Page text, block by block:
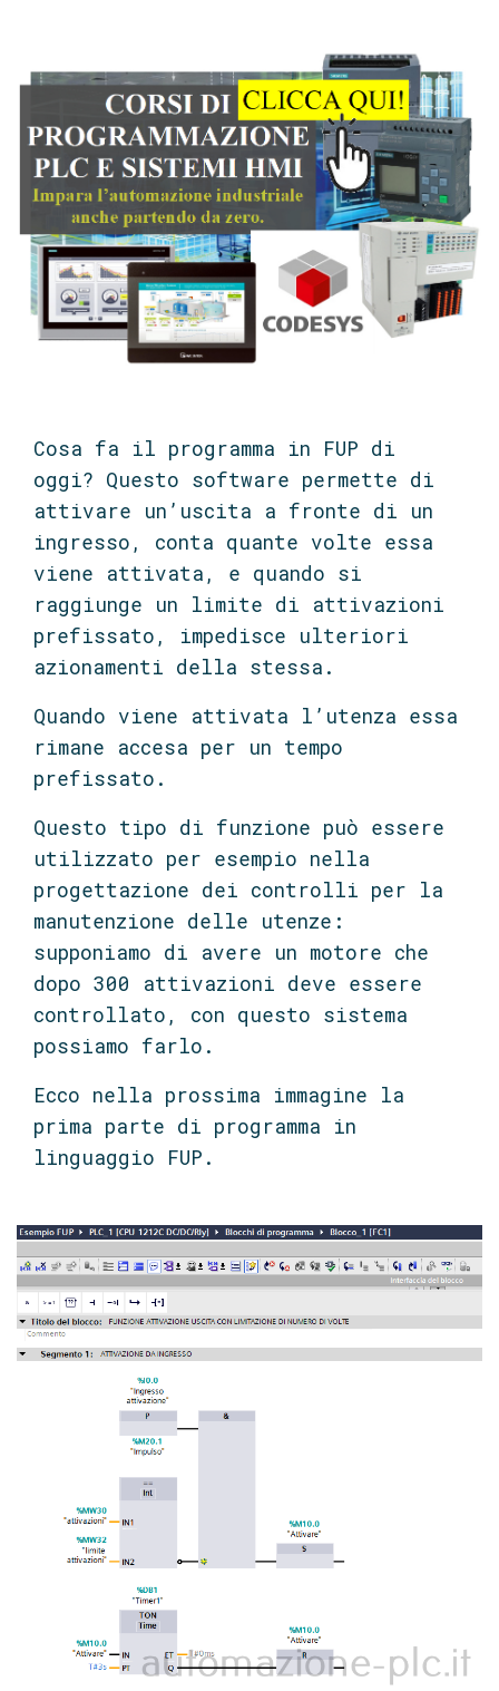
Cosa fa il programma in FUP di
oggi? Questo software permette di
attivare un’uscita a fronte di un
ingresso, conta quante volte essa
viene attivata, e quando si
raggiunge un limite di attivazioni
prefissato, impedisce ulteriori
azionamenti della stessa.
Quando viene attivata l’utenza essa
rimane accesa per un tempo
prefissato.
Questo tipo di funzione può essere
utilizzato per esempio nella
progettazione dei controlli per la
manutenzione delle utenze:
supponiamo di avere un motore che
dopo 300 attivazioni deve essere
controllato, con questo sistema
possiamo farlo.
Ecco nella prossima immagine la
prima parte di programma in
linguaggio FUP.